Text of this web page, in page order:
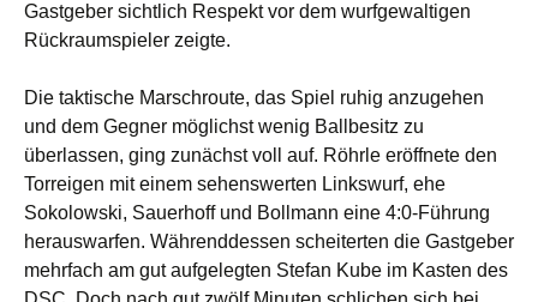
Gastgeber sichtlich Respekt vor dem wurfgewaltigen
Rückraumspieler zeigte.
Die taktische Marschroute, das Spiel ruhig anzugehen
und dem Gegner möglichst wenig Ballbesitz zu
überlassen, ging zunächst voll auf. Röhrle eröffnete den
Torreigen mit einem sehenswerten Linkswurf, ehe
Sokolowski, Sauerhoff und Bollmann eine 4:0-Führung
herauswarfen. Währenddessen scheiterten die Gastgeber
mehrfach am gut aufgelegten Stefan Kube im Kasten des